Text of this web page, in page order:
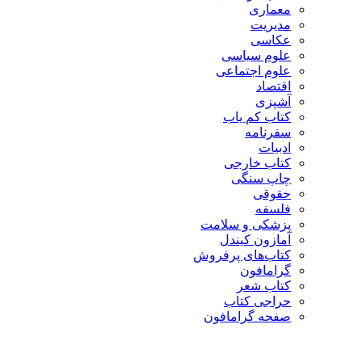
معماری
مدیریت
عکاسی
علوم سیاسی
علوم اجتماعی
اقتصاد
آشپزی
کتاب کم یاب
سفرنامه
ادبیات
کتاب خارجی
چاپ سنگی
حقوقی
فلسفه
پزشکی و سلامت
آمازون کیندل
کتاب‌های پرفروش
گرامافون
کتاب شعر
حراجی کتاب
صفحه گرامافون